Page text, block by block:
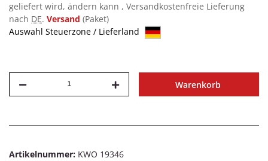
geliefert wird, ändern kann , Versandkostenfreie Lieferung
nach DE. Versand (Paket)
Auswahl Steuerzone / Lieferland
Warenkorb
Artikelnummer: KWO 19346